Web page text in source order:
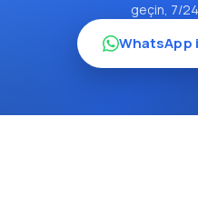
geçin, 7/24
WhatsApp